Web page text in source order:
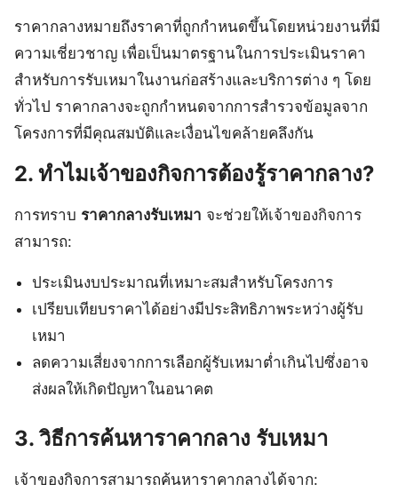
ราคากลางหมายถึงราคาที่ถูกกำหนดขึ้นโดยหน่วยงานที่มี
ความเชี่ยวชาญ เพื่อเป็นมาตรฐานในการประเมินราคา
สำหรับการรับเหมาในงานก่อสร้างและบริการต่าง ๆ โดย
ทั่วไป ราคากลางจะถูกกำหนดจากการสำรวจข้อมูลจาก
โครงการที่มีคุณสมบัติและเงื่อนไขคล้ายคลึงกัน
2. ทำไมเจ้าของกิจการต้องรู้ราคากลาง?
การทราบ ราคากลางรับเหมา จะช่วยให้เจ้าของกิจการ
สามารถ:
ประเมินงบประมาณที่เหมาะสมสำหรับโครงการ
เปรียบเทียบราคาได้อย่างมีประสิทธิภาพระหว่างผู้รับ
เหมา
ลดความเสี่ยงจากการเลือกผู้รับเหมาต่ำเกินไปซึ่งอาจ
ส่งผลให้เกิดปัญหาในอนาคต
3. วิธีการค้นหาราคากลาง รับเหมา
เจ้าของกิจการสามารถค้นหาราคากลางได้จาก: